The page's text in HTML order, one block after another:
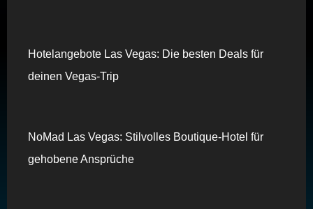
Hotelangebote Las Vegas: Die besten Deals für
deinen Vegas-Trip
NoMad Las Vegas: Stilvolles Boutique-Hotel für
gehobene Ansprüche